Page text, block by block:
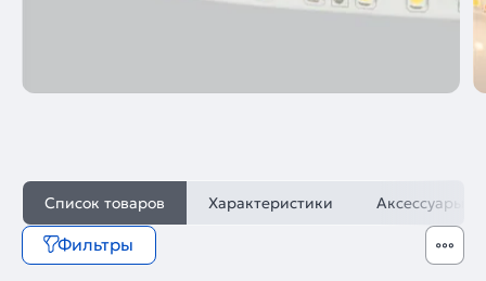
Список товаров Характеристики Аксессуары
Фильтры